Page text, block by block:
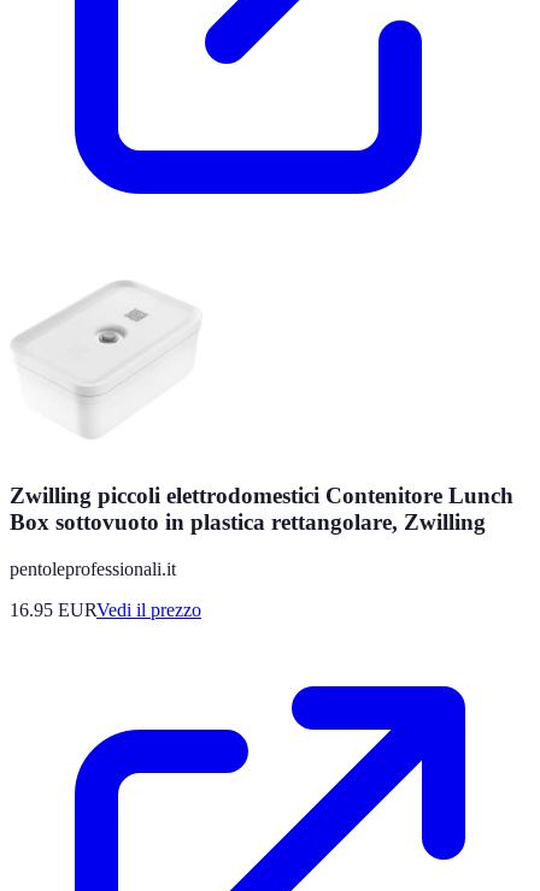
Zwilling piccoli elettrodomestici Contenitore Lunch
Box sottovuoto in plastica rettangolare, Zwilling
pentoleprofessionali.it
16.95 EURVedi il prezzo